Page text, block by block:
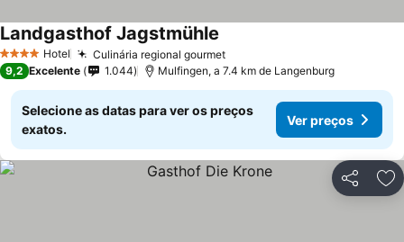
4 EstrelasHotel Culinária regional gourmet
Landgasthof Jagstmühle
9,2 Excelente 1.044 Mulfingen, a 7.4 km de Langenburg
Selecione as datas para ver os preços
exatos.
Ver preços
Partilhar